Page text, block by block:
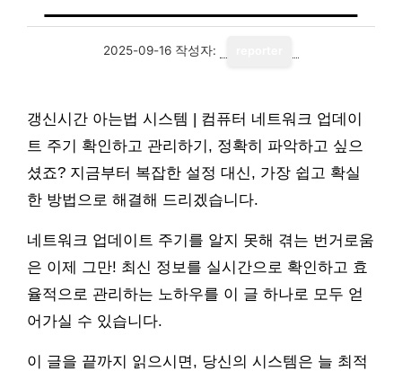
2025-09-16 작성자:
갱신시간 아는법 시스템 | 컴퓨터 네트워크 업데이
트 주기 확인하고 관리하기, 정확히 파악하고 싶으
셨죠? 지금부터 복잡한 설정 대신, 가장 쉽고 확실
한 방법으로 해결해 드리겠습니다.
네트워크 업데이트 주기를 알지 못해 겪는 번거로움
은 이제 그만! 최신 정보를 실시간으로 확인하고 효
율적으로 관리하는 노하우를 이 글 하나로 모두 얻
어가실 수 있습니다.
이 글을 끝까지 읽으시면, 당신의 시스템은 늘 최적